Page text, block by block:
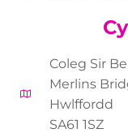
Coleg Sir
Merlins
Hwlffordd
SA61 1SZ